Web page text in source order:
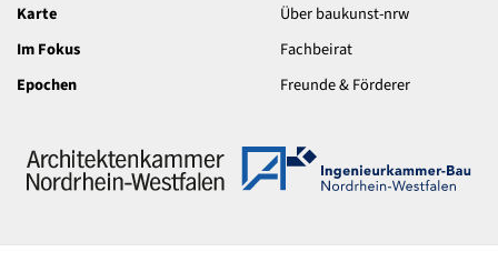
Karte
Im Fokus
Epochen
Über baukunst-nrw
Fachbeirat
Freunde & Förderer